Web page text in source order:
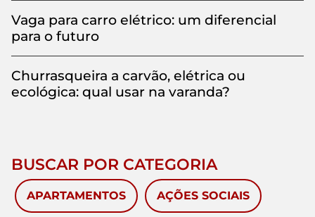
Vaga para carro elétrico: um diferencial
para o futuro
Churrasqueira a carvão, elétrica ou
ecológica: qual usar na varanda?
BUSCAR POR CATEGORIA
APARTAMENTOS AÇÕES SOCIAIS